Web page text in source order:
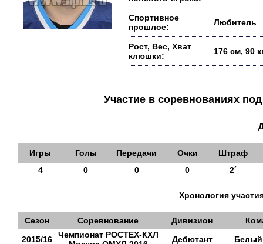
Спортивное
прошлое:
Любитель
Рост, Вес, Хват
клюшки:
176 см, 90
Участие в соревнованиях
Игры Голы Передачи Очки
Штраф
4
0 0 0 2´
Хронология
Сезон Соревнование Дивизион
2015/16
Чемпионат РОСТЕХ-КХЛ
Дебютант